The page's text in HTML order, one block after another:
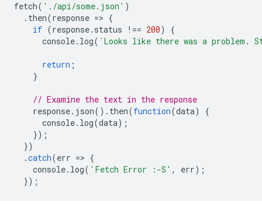
fetch( './api/some.json' )
. then(response => {
if (response. status !== 200)
{
console. log( `Looks like there was a problem.
return ;
}
// Examine the text in the response
response. json(). then(function(data)
{
console. log(data);
});
})
.catch(err => {
console. log( 'Fetch Error :-S' , err);
});